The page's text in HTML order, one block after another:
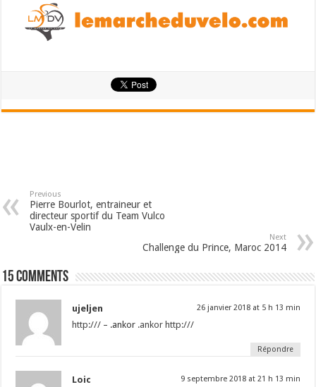
Previous
Pierre Bourlot, entraineur et
directeur sportif du Team Vulco
Vaulx-en-Velin
Next
Challenge du Prince, Maroc 2014
15 comments
ujeljen 26 janvier 2018 at 5 h 13 min
http:/// – .ankor .ankor http:///
Répondre
Loic 9 septembre 2018 at 21 h 13 min